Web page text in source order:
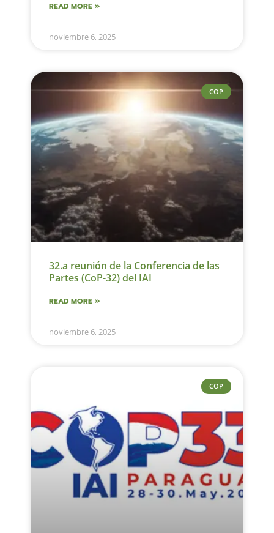
READ MORE »
noviembre 6, 2025
COP
32.a reunión de la Conferencia de las
Partes (CoP-32) del IAI
READ MORE »
noviembre 6, 2025
COP